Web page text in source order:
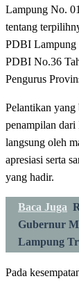
Lampung No.
tentang
PDBI Lampung
PDBI No.36
Pengurus
Pelantikan yang
penampilan
langsung oleh
apresiasi serta
yang hadir.
Baca Juga
Gubernur
Lampung
Pada